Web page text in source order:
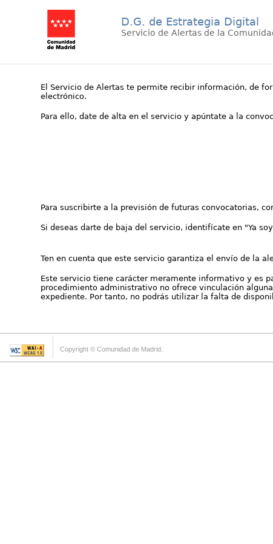
D.G. de Estrategia Digital
Servicio de Alertas de la
El Servicio de Alertas te permite recibir información, de
electrónico.
Para ello, date de alta en el servicio y apúntate a la
Para suscribirte a la previsión de futuras convocatorias,
Si deseas darte de baja del servicio, identifícate en "Ya
Ten en cuenta que este servicio garantiza el envío de la
Este servicio tiene carácter meramente informativo y es
procedimiento administrativo no ofrece vinculación
expediente. Por tanto, no podrás utilizar la falta de
Copyright © Comunidad de Madrid.